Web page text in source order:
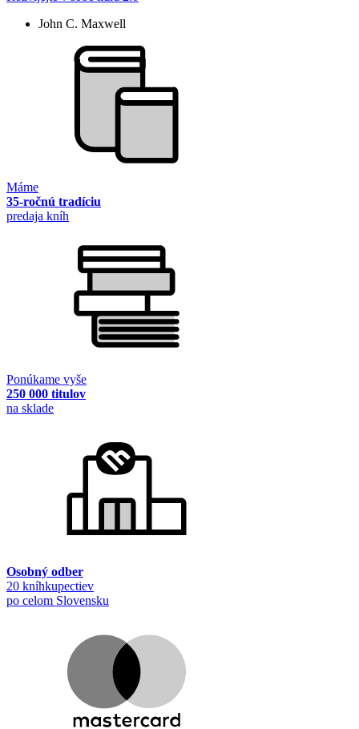
John C. Maxwell
Máme
35-ročnú tradíciu
predaja kníh
Ponúkame vyše
250 000 titulov
na sklade
Osobný odber
20 kníhkupectiev
po celom Slovensku